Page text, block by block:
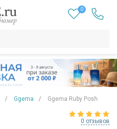
0
Ggema Ggema Ruby Posh
0 отзывов